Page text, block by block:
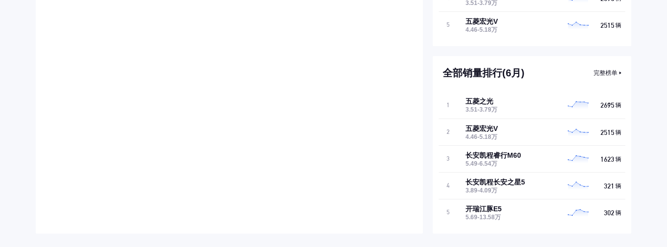
3.51-3.79万
5 五菱宏光V
4.46-5.18万
2515辆
全部销量排行(6月) 完整榜单
1 五菱之光
3.51-3.79万
2695辆
2 五菱宏光V
4.46-5.18万
2515辆
3 长安凯程睿行M60
5.49-6.54万
1623 辆
4 长安凯程长安之星5
3.89-4.09万
321 辆
5 开瑞江豚E5
5.69-13.58万
302 辆